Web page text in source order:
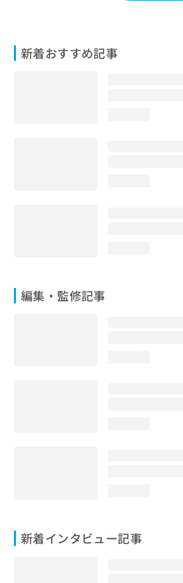
新着おすすめ記事
編集・監修記事
新着インタビュー記事
合